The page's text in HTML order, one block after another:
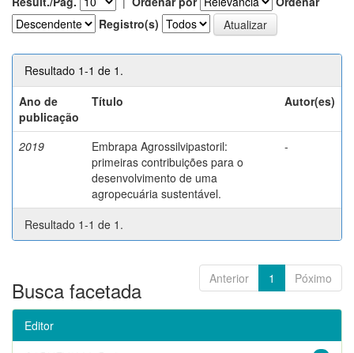
Registro(s)
Resultado 1-1 de 1.
Ano de
publicação
Título Autor(es)
2019
Embrapa Agrossilvipastoril:
primeiras contribuições para o
desenvolvimento de uma
agropecuária sustentável.
-
Resultado 1-1 de 1.
Anterior 1 Póximo
Busca facetada
Editor